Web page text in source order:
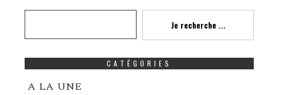
Je recherche ...
CATÉGORIES
A LA UNE